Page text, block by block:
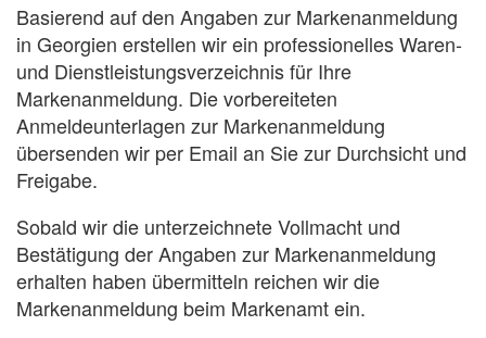
Basierend auf den Angaben zur Markenanmeldung
in Georgien erstellen wir ein professionelles Waren-
und Dienstleistungsverzeichnis für Ihre
Markenanmeldung. Die vorbereiteten
Anmeldeunterlagen zur Markenanmeldung
übersenden wir per Email an Sie zur Durchsicht und
Freigabe.
Sobald wir die unterzeichnete Vollmacht und
Bestätigung der Angaben zur Markenanmeldung
erhalten haben übermitteln reichen wir die
Markenanmeldung beim Markenamt ein.